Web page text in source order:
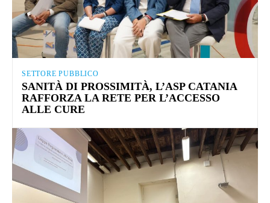
SETTORE PUBBLICO
SANITÀ DI PROSSIMITÀ, L’ASP CATANIA
RAFFORZA LA RETE PER L’ACCESSO
ALLE CURE